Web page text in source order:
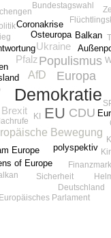
Demokratie
EU
Europa
CDU
Populismus
AfD
Bewegung
Ukraine
Brexit
Pfalz
Osteuropa
polyspektiv
Europe
Balkan
Coronakrise
of Europe
Bundestagswahl
Deutschland
Europäisches Parlament
Sicherheit
KI